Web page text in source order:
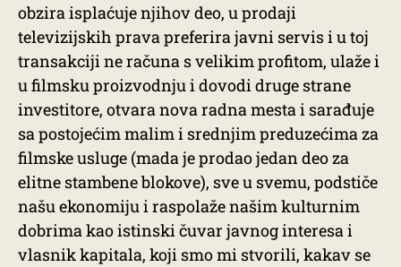
obzira isplaćuje njihov deo, u prodaji
televizijskih prava preferira javni servis i u toj
transakciji ne računa s velikim profitom, ulaže i
u filmsku proizvodnju i dovodi druge strane
investitore, otvara nova radna mesta i sarađuje
sa postojećim malim i srednjim preduzećima za
filmske usluge (mada je prodao jedan deo za
elitne stambene blokove), sve u svemu, podstiče
našu ekonomiju i raspolaže našim kulturnim
dobrima kao istinski čuvar javnog interesa i
vlasnik kapitala, koji smo mi stvorili, kakav se